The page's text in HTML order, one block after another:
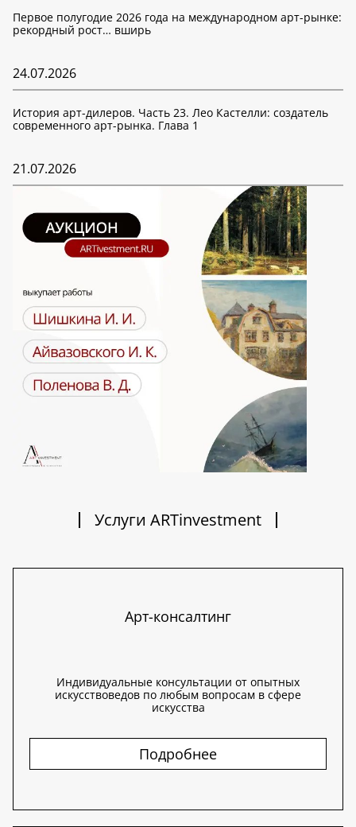
Первое полугодие 2026 года на международном арт-рынке:
рекордный рост… вширь
24.07.2026
История арт-дилеров. Часть 23. Лео Кастелли: создатель
современного арт-рынка. Глава 1
21.07.2026
Услуги ARTinvestment
Арт-консалтинг
Индивидуальные консультации от опытных
искусствоведов по любым вопросам в сфере
искусства
Подробнее